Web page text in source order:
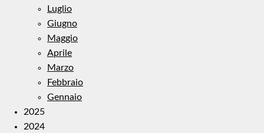
Luglio
Giugno
Maggio
Aprile
Marzo
Febbraio
Gennaio
2025
2024